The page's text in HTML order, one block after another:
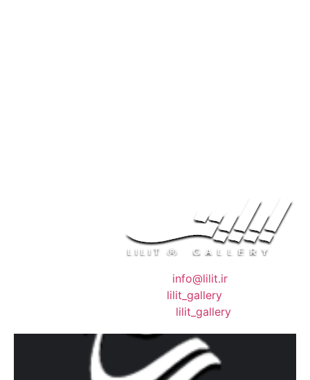
info@lilit.ir
lilit_gallery
lilit_gallery